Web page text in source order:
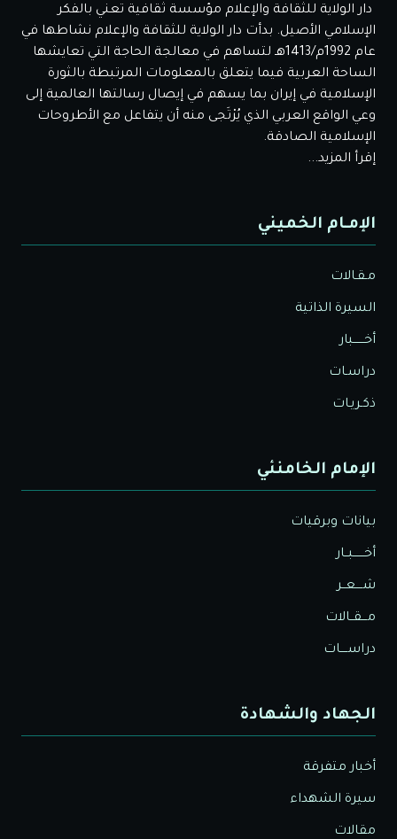
دار الولاية للثقافة والإعلام مؤسسة ثقافية تعني بالفكر
الإسلامي الأصيل. بدأت دار الولاية للثقافة والإعلام نشاطها في
عام 1992م/1413هـ لتساهم في معالجة الحاجة التي تعايشها
الساحة العربية فيما يتعلق بالمعلومات المرتبطة بالثورة
الإسلامية في إيران بما يسهم في إيصال رسالتها العالمية إلى
وعي الواقع العربي الذي يُرْتَجى منه أن يتفاعل مع الأطروحات
الإسلامية الصادقة.
إقرأ المزيد...
الإمـام الخميني
مـقـالات
السيرة الذاتية
أخــــــبار
دراسـات
ذكـريـات
الإمام الخامنئي
بيانات وبرقيات
أخــــــبــار
شــــعــر
مـــقــالات
دراســــات
الجهاد والشهادة
أخبار متفرقة
سيرة الشهداء
مقالات